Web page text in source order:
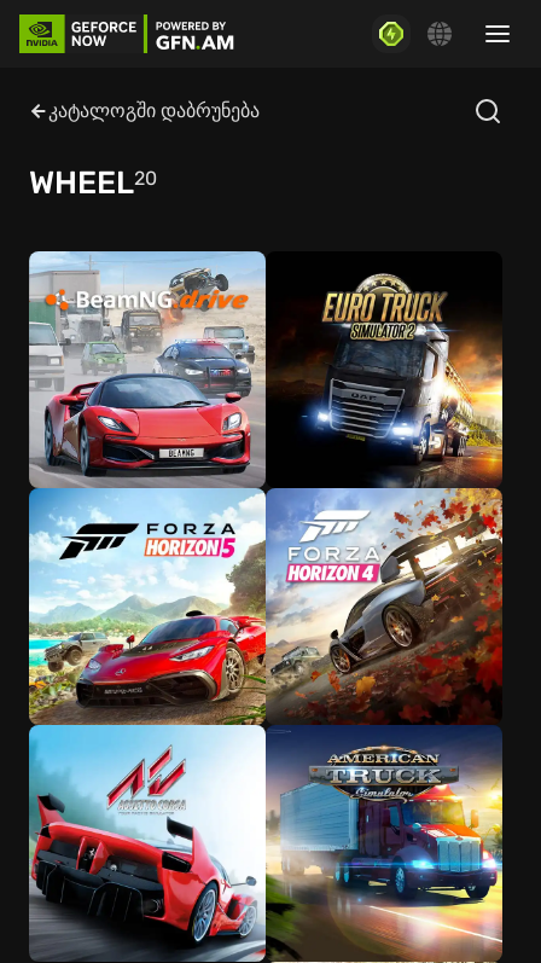
კატალოგში დაბრუნება
WHEEL20